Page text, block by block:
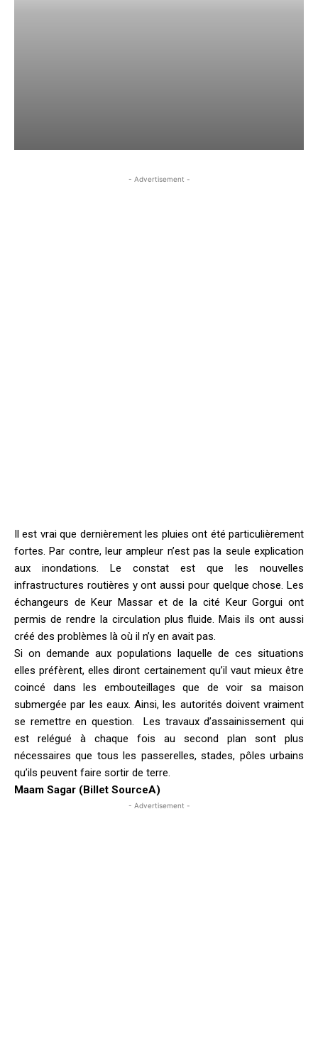
- Advertisement -
Il est vrai que dernièrement les pluies ont été particulièrement
fortes. Par contre, leur ampleur n’est pas la seule explication
aux inondations. Le constat est que les nouvelles
infrastructures routières y ont aussi pour quelque chose. Les
échangeurs de Keur Massar et de la cité Keur Gorgui ont
permis de rendre la circulation plus fluide. Mais ils ont aussi
créé des problèmes là où il n’y en avait pas.
Si on demande aux populations laquelle de ces situations
elles préfèrent, elles diront certainement qu’il vaut mieux être
coincé dans les embouteillages que de voir sa maison
submergée par les eaux. Ainsi, les autorités doivent vraiment
se remettre en question. Les travaux d’assainissement qui
est relégué à chaque fois au second plan sont plus
nécessaires que tous les passerelles, stades, pôles urbains
qu’ils peuvent faire sortir de terre.
Maam Sagar (Billet SourceA)
- Advertisement -